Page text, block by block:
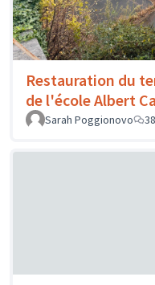
Restauration du
de l'école Albert
Sarah Poggionovo
38